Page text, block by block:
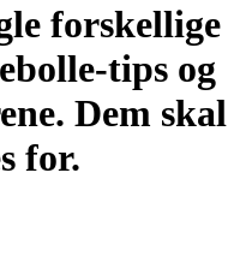
forskellige
tips og
Dem skal
for.